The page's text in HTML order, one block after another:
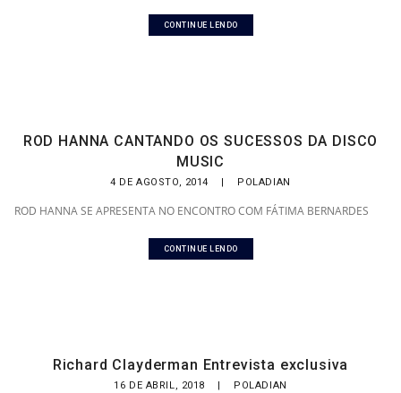
CONTINUE LENDO
ROD HANNA CANTANDO OS SUCESSOS DA DISCO
MUSIC
4 DE AGOSTO, 2014 | POLADIAN
ROD HANNA SE APRESENTA NO ENCONTRO COM FÁTIMA BERNARDES
CONTINUE LENDO
Richard Clayderman Entrevista exclusiva
16 DE ABRIL, 2018 | POLADIAN